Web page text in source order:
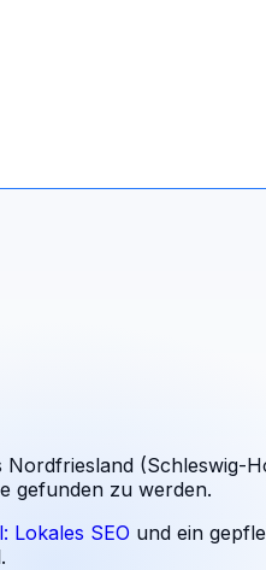
(Schleswig-
gefunden zu werden.
Lokales SEO und ein
.